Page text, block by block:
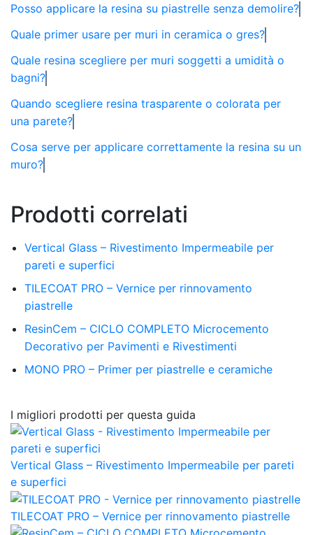
Posso applicare la resina su piastrelle senza demolire?
Quale primer usare per muri in ceramica o gres?
Quale resina scegliere per muri soggetti a umidità o
bagni?
Quando scegliere resina trasparente o colorata per
una parete?
Cosa serve per applicare correttamente la resina su un
muro?
Prodotti correlati
Vertical Glass – Rivestimento Impermeabile per
pareti e superfici
TILECOAT PRO – Vernice per rinnovamento
piastrelle
ResinCem – CICLO COMPLETO Microcemento
Decorativo per Pavimenti e Rivestimenti
MONO PRO – Primer per piastrelle e ceramiche
I migliori prodotti per questa guida
Vertical Glass – Rivestimento Impermeabile per pareti
e superfici
TILECOAT PRO – Vernice per rinnovamento piastrelle